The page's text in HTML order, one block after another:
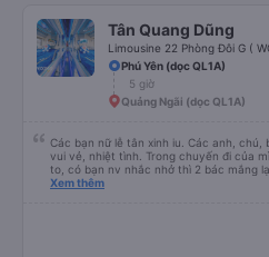
Tân Quang Dũng
Limousine 22 Phòng Đôi G (
Phú Yên (dọc QL1A)
5 giờ
Quảng Ngãi (dọc QL1A)
Các bạn nữ lễ tân xinh iu. Các anh, chú,
vui vẻ, nhiệt tình. Trong chuyến đi của mình có 2 gia đình bác lớn tuổi nc khá
to, có bạn nv nhắc nhở thì 2 bác mắng
xấu thì mình ngược lại nha. Bạn ấy nhắc
bạn ấy nha. Nếu bạn ấy bị trừ thì bảo
trợ ạ. Số mình đuôi 666, chuyến ĐH-NT
iu còn đổi cho mình phòng đơn sang đôi
Xem thêm